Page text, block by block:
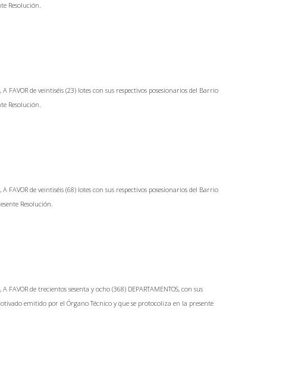
Resolución.
A FAVOR de veintiséis (23) lotes con sus respectivos posesionarios del Barrio
Resolución.
A FAVOR de veintiséis (68) lotes con sus respectivos posesionarios del Barrio
Resolución.
FAVOR de trecientos sesenta y ocho (368) DEPARTAMENTOS, con sus
emitido por el Órgano Técnico y que se protocoliza en la presente